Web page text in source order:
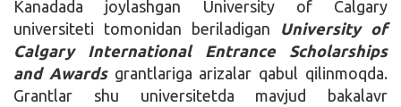
Kanadada joylashgan University of Calgary
universiteti tomonidan beriladigan University of
Calgary International Entrance Scholarships
and Awardsgrantlariga arizalar qabul qilinmoqda.
Grantlar shu universitetda mavjud bakalavr